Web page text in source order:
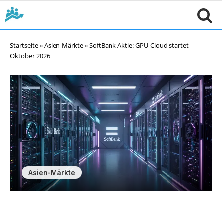
Startseite»Asien-Märkte»SoftBank Aktie: GPU-Cloud startet
Oktober 2026
Asien-Märkte